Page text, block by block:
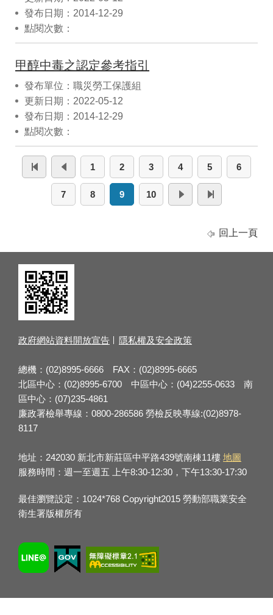
發布日期：2014-12-29
點閱次數：
甲醇中毒之認定參考指引
發布單位：職災勞工保護組
更新日期：2022-05-12
發布日期：2014-12-29
點閱次數：
1 2 3 4 5 6
7 8 9 10
回上一頁
政府網站資料開放宣告 隱私權及安全政策
總機：(02)8995-6666 FAX：(02)8995-6665
北區中心：(02)8995-6700 中區中心：(04)2255-0633 南
區中心：(07)235-4861
廉政署檢舉專線：0800-286586 勞檢反映專線:(02)8978-
8117
地址：242030 新北市新莊區中平路439號南棟11樓 地圖
服務時間：週一至週五 上午8:30-12:30，下午13:30-17:30
最佳瀏覽設定：1024*768 Copyright2015 勞動部職業安全
衛生署版權所有